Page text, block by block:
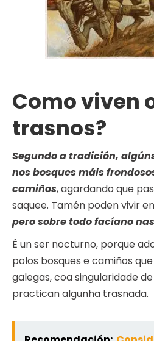
Como viven
trasnos?
Segundo a tradición,
nos bosques máis
camiños, agardando que
saquee. Tamén poden vivir
pero sobre todo facíano
É un ser nocturno, porque
polos bosques e camiños
galegas, coa singularidade
practican algunha trasnada.